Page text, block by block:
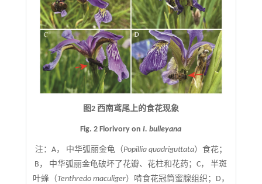
图2 西南鸢尾上的食花现象
Fig. 2 Florivory onI. bulleyana
注： A， 中华弧丽金龟（Popillia quadriguttata）食花；
B， 中华弧丽金龟破坏了花瓣、花柱和花药；C， 半斑
叶蜂（Tenthredo maculiger）啃食花冠筒蜜腺组织；D，